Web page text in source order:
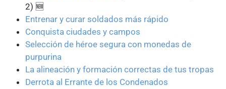
2) 🆕
Entrenar y curar soldados más rápido
Conquista ciudades y campos
Selección de héroe segura con monedas de
purpurina
La alineación y formación correctas de tus tropas
Derrota al Errante de los Condenados